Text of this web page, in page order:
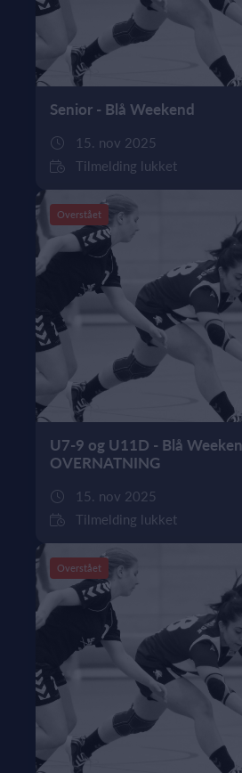
Senior - Blå Weekend
15. nov 2025
Tilmelding lukket
Overstået
U7-9 og U11D - Blå
OVERNATNING
15. nov 2025
Tilmelding lukket
Overstået